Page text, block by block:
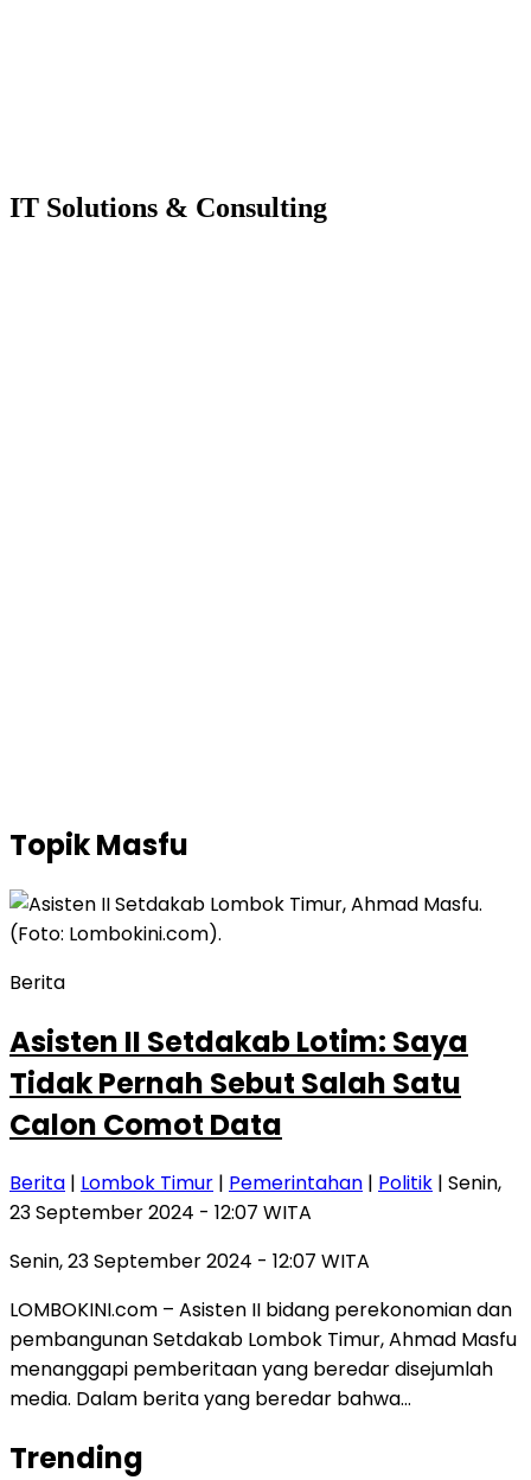
IT Solutions & Consulting
TopikMasfu
Berita
Asisten II Setdakab Lotim: Saya
Tidak Pernah Sebut Salah Satu
Calon Comot Data
Berita | Lombok Timur | Pemerintahan | Politik | Senin,
23 September 2024 - 12:07 WITA
Senin, 23 September 2024 - 12:07 WITA
LOMBOKINI.com – Asisten II bidang perekonomian dan
pembangunan Setdakab Lombok Timur, Ahmad Masfu
menanggapi pemberitaan yang beredar disejumlah
media. Dalam berita yang beredar bahwa…
Trending